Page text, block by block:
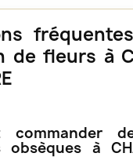
de fleurs à
commander
à